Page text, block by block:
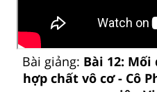
Bài giảng: Bài 12:
hợp chất vô cơ - Cô